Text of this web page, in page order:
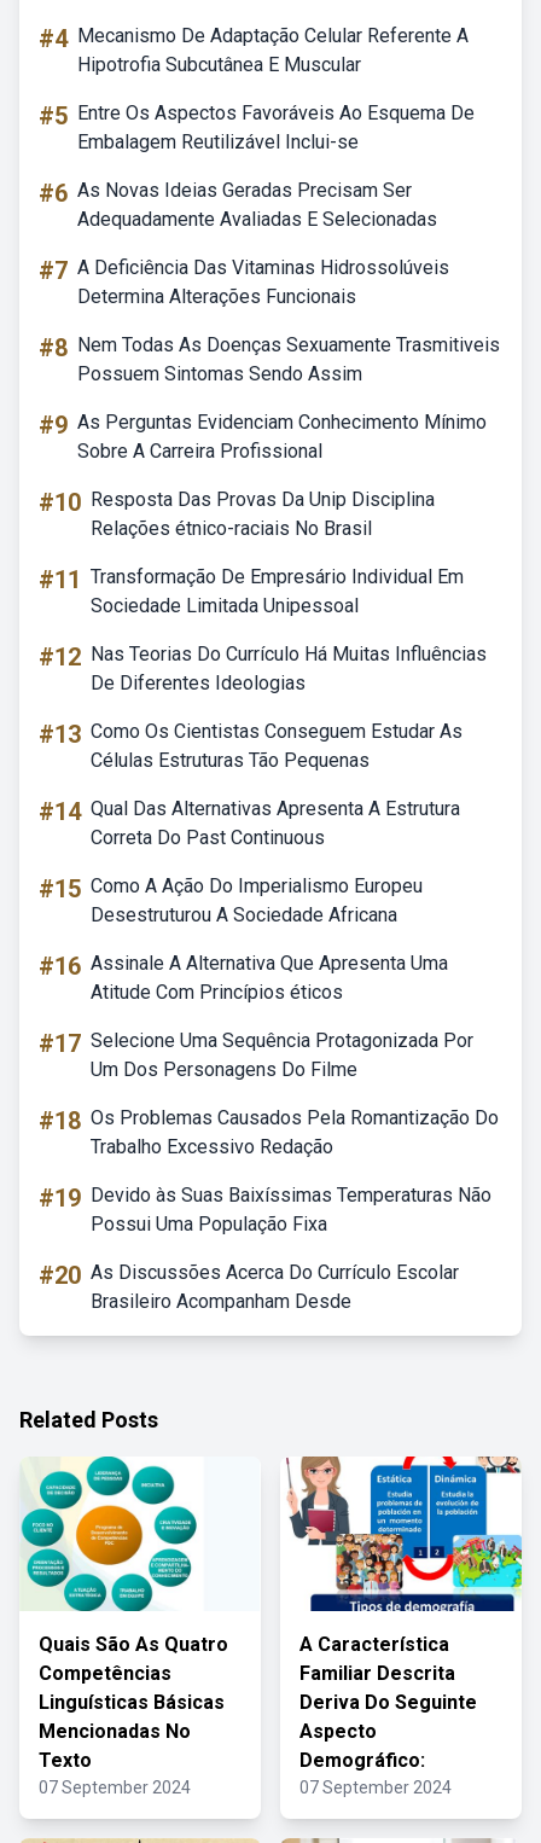
#4 Mecanismo De Adaptação Celular Referente A
Hipotrofia Subcutânea E Muscular
#5 Entre Os Aspectos Favoráveis Ao Esquema De
Embalagem Reutilizável Inclui-se
#6 As Novas Ideias Geradas Precisam Ser
Adequadamente Avaliadas E Selecionadas
#7 A Deficiência Das Vitaminas Hidrossolúveis
Determina Alterações Funcionais
#8 Nem Todas As Doenças Sexuamente Trasmitiveis
Possuem Sintomas Sendo Assim
#9 As Perguntas Evidenciam Conhecimento Mínimo
Sobre A Carreira Profissional
#10 Resposta Das Provas Da Unip Disciplina
Relações étnico-raciais No Brasil
#11 Transformação De Empresário Individual Em
Sociedade Limitada Unipessoal
#12 Nas Teorias Do Currículo Há Muitas Influências
De Diferentes Ideologias
#13 Como Os Cientistas Conseguem Estudar As
Células Estruturas Tão Pequenas
#14 Qual Das Alternativas Apresenta A Estrutura
Correta Do Past Continuous
#15 Como A Ação Do Imperialismo Europeu
Desestruturou A Sociedade Africana
#16 Assinale A Alternativa Que Apresenta Uma
Atitude Com Princípios éticos
#17 Selecione Uma Sequência Protagonizada Por
Um Dos Personagens Do Filme
#18 Os Problemas Causados Pela Romantização Do
Trabalho Excessivo Redação
#19 Devido às Suas Baixíssimas Temperaturas Não
Possui Uma População Fixa
#20 As Discussões Acerca Do Currículo Escolar
Brasileiro Acompanham Desde
Related Posts
Quais São As Quatro
Competências
Linguísticas Básicas
Mencionadas No
Texto
07 September 2024
A Característica
Familiar Descrita
Deriva Do Seguinte
Aspecto
Demográfico:
07 September 2024